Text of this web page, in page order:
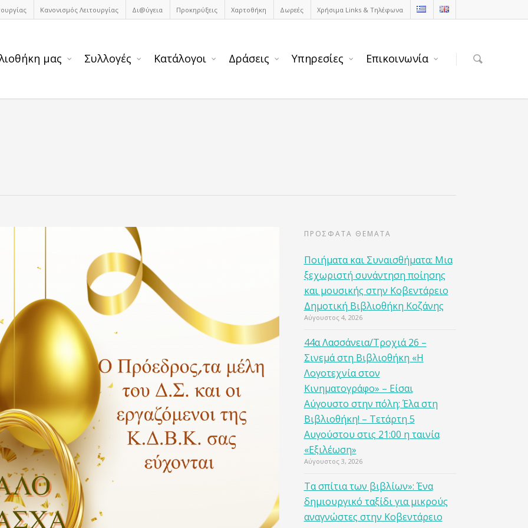
Κανονισμός Λειτουργίας Δι@ύγεια Προκηρύξεις Χαρτοθήκη Δωρεές Χρήσιμα Links & Τηλέφωνα
μας Συλλογές Κατάλογοι Δράσεις Υπηρεσίες Επικοινωνία
ΠΡΟΣΦΑΤΑ ΘΕΜΑΤΑ
Ποιήματα και Συναισθήματα: Μια
ξεχωριστή συνάντηση ποίησης
και μουσικής στην Κοβεντάρειο
Δημοτική Βιβλιοθήκη Κοζάνης
Αύγουστος 4, 2026
44α Λασσάνεια/Τροχιά 26 –
Σινεμά στη Βιβλιοθήκη «Η
Λογοτεχνία στον
Κινηματογράφο» – Είσαι
Αύγουστο στην πόλη; Έλα στη
Βιβλιοθήκη! – Τετάρτη 5
Αυγούστου στις 21:00 η ταινία
«Εξιλέωση»
Αύγουστος 3, 2026
Τα σπίτια των βιβλίων»: Ένα
δημιουργικό ταξίδι για μικρούς
αναγνώστες στην Κοβεντάρειο